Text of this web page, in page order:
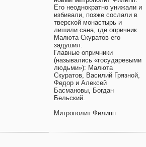
Его неоднократно унижали и
избивали, позже сослали в
тверской монастырь и
лишили сана, где опричник
Малюта Скуратов его
задушил.
Главные опричники
(назывались «государевыми
людьми»): Малюта
Скуратов, Василий Грязной,
Федор и Алексей
Басмановы, Богдан
Бельский.
Митрополит Филипп